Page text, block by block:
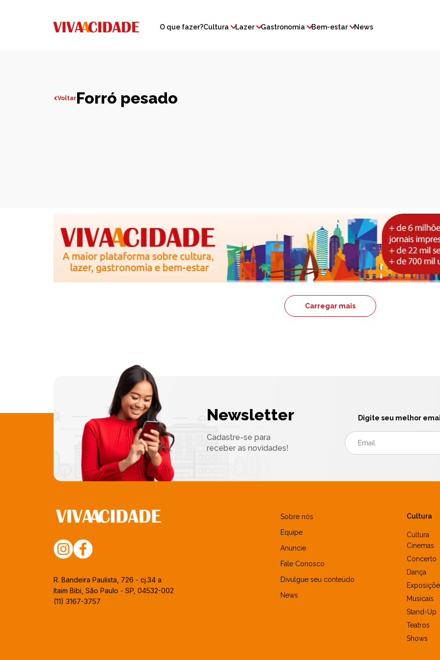
O que fazer?Cultura Lazer Gastronomia Bem-estar News
VoltarForró pesado
Carregar mais
Newsletter
Cadastre-se para
receber as novidades!
Digite seu melhor
R. Bandeira Paulista, 726 - cj.34 a
Itaim Bibi, São Paulo - SP, 04532-002
(11) 3167-3757
Sobre nós
Equipe
Anuncie
Fale Conosco
Divulgue seu conteúdo
News
Cultura
Cultura
Cinemas
Concerto
Dança
Musicais
Stand-Up
Teatros
Shows